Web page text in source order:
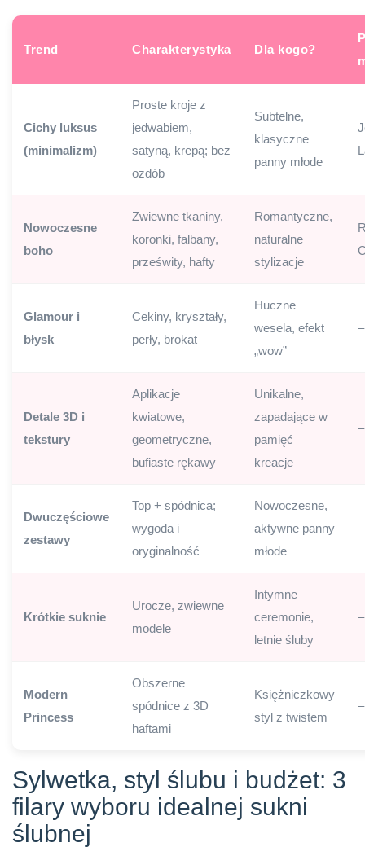
Trend Charakterystyka Dla kogo?
Cichy luksus
(minimalizm)
Proste kroje z
jedwabiem,
satyną, krepą; bez
ozdób
Subtelne,
klasyczne
panny młode
Nowoczesne
boho
Zwiewne tkaniny,
koronki, falbany,
prześwity, hafty
Romantyczne,
naturalne
stylizacje
Glamour i
błysk
Cekiny, kryształy,
perły, brokat
Huczne
wesela, efekt
„wow”
–
Detale 3D i
tekstury
Aplikacje
kwiatowe,
geometryczne,
bufiaste rękawy
Unikalne,
zapadające w
pamięć
kreacje
–
Dwuczęściowe
zestawy
Top + spódnica;
wygoda i
oryginalność
Nowoczesne,
aktywne panny
młode
–
Krótkie suknie
Urocze, zwiewne
modele
Intymne
ceremonie,
letnie śluby
–
Modern
Princess
Obszerne
spódnice z 3D
haftami
Księżniczkowy
styl z twistem
–
Sylwetka, styl ślubu i budżet: 3
filary wyboru idealnej sukni
ślubnej